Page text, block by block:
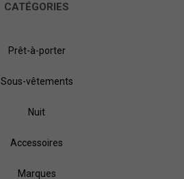
CATÉGORIES
Prêt-à-porter
Sous-vêtements
Nuit
Accessoires
Marques